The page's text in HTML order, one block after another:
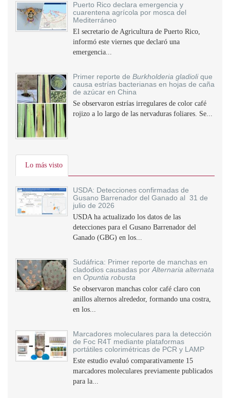
Puerto Rico declara emergencia y
cuarentena agrícola por mosca del
Mediterráneo
El secretario de Agricultura de Puerto Rico,
informó este viernes que declaró una
emergencia...
Primer reporte de Burkholderia gladiolique
causa estrías bacterianas en hojas de caña
de azúcar en China
Se observaron estrías irregulares de color café
rojizo a lo largo de las nervaduras foliares. Se...
Lo más visto
USDA: Detecciones confirmadas de
Gusano Barrenador del Ganado al 31 de
julio de 2026
USDA ha actualizado los datos de las
detecciones para el Gusano Barrenador del
Ganado (GBG) en los...
Sudáfrica: Primer reporte de manchas en
cladodios causadas por Alternaria alternata
en Opuntia robusta
Se observaron manchas color café claro con
anillos alternos alrededor, formando una costra,
en los...
Marcadores moleculares para la detección
de Foc R4T mediante plataformas
portátiles colorimétricas de PCR y LAMP
Este estudio evaluó comparativamente 15
marcadores moleculares previamente publicados
para la...